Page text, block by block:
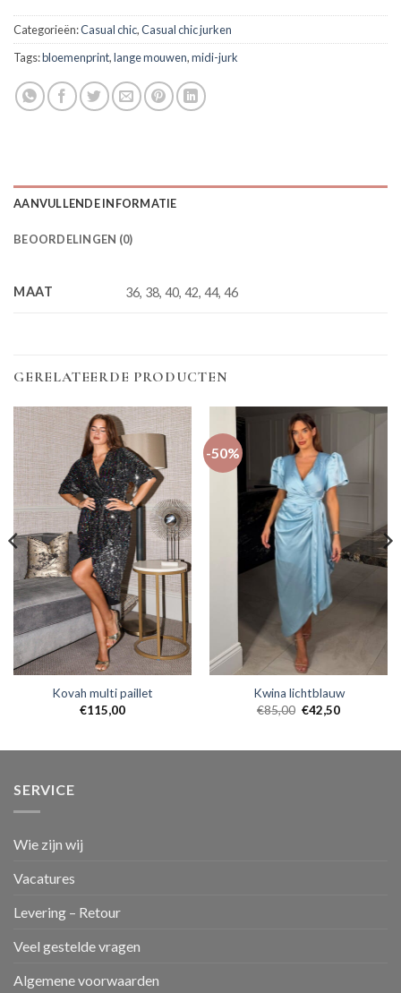
Categorieën:Casual chic,Casual chic jurken
Tags:bloemenprint,lange mouwen,midi-jurk
AANVULLENDE INFORMATIE
BEOORDELINGEN (0)
MAAT 36, 38, 40, 42, 44, 46
GERELATEERDE PRODUCTEN
Kovah multi paillet
€115,00
-50%
Kwina lichtblauw
€85,00 €42,50
SERVICE
Wie zijn wij
Vacatures
Levering – Retour
Veel gestelde vragen
Algemene voorwaarden